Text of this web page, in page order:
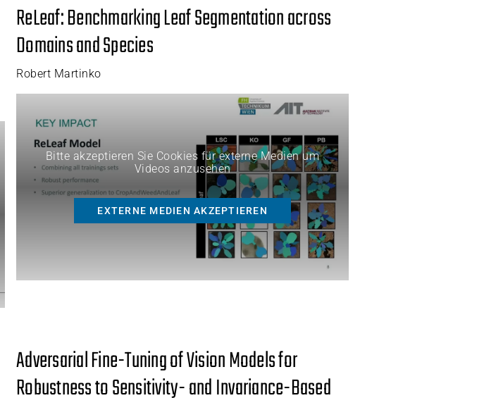
ReLeaf: Benchmarking Leaf Segmentation across
Domains and Species
Robert Martinko
Bitte akzeptieren Sie Cookies für externe Medien um
Videos anzusehen
EXTERNE MEDIEN AKZEPTIEREN
Adversarial Fine-Tuning of Vision Models for
Robustness to Sensitivity- and Invariance-Based